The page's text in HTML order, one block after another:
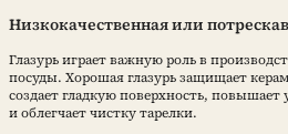
Низкокачественная или
Глазурь играет важную роль в
посуды. Хорошая глазурь защищает
создает гладкую поверхность, повышает
и облегчает чистку тарелки.